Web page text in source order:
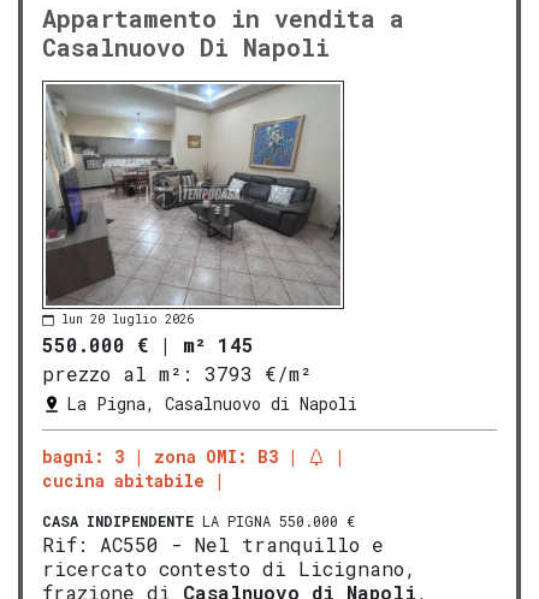
Appartamento in vendita a
Casalnuovo Di Napoli
lun 20 luglio 2026
550.000 € | m² 145
prezzo al m²:
3793 €/m²
La Pigna, Casalnuovo di Napoli
bagni: 3
zona OMI: B3
cucina abitabile
CASA INDIPENDENTE LA PIGNA 550.000 €
Rif: AC550 - Nel tranquillo e
ricercato contesto di Licignano,
frazione di Casalnuovo di Napoli,